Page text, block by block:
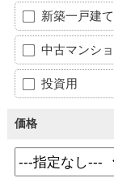
新築一戸建て
中古マンシ
投資用
価格